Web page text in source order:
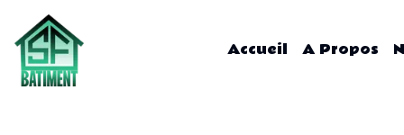
Accueil A Propos